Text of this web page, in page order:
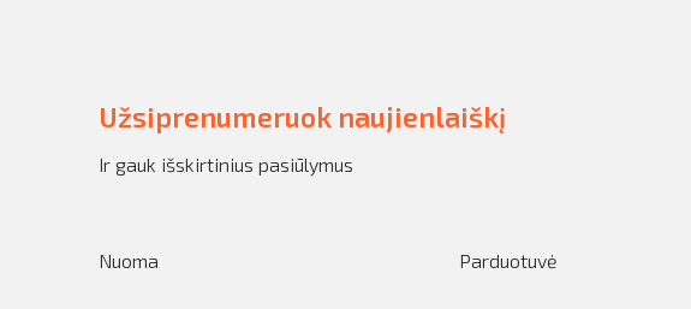
Užsiprenumeruok naujienlaiškį
Ir gauk išskirtinius pasiūlymus
Nuoma Parduotuvė